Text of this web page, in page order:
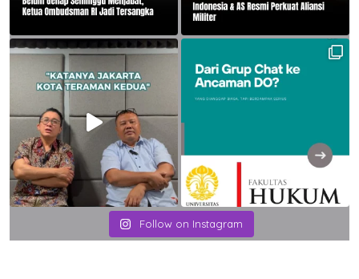
Follow on Instagram